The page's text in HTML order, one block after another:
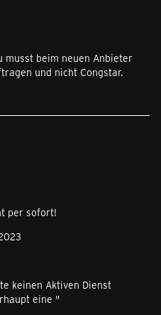
musst beim neuen Anbieter
und nicht Congstar.
per sofort!
keinen Aktiven Dienst
eine "